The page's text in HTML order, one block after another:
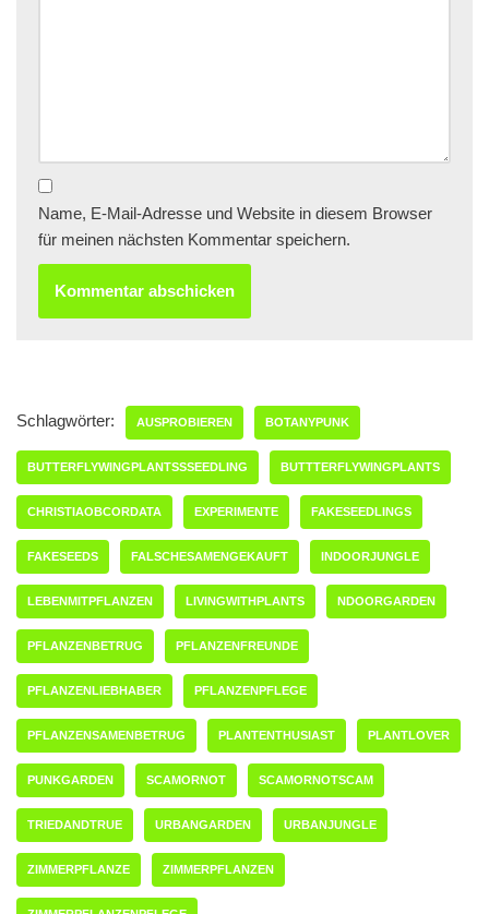
Name, E-Mail-Adresse und Website in diesem Browser
für meinen nächsten Kommentar speichern.
Schlagwörter: AUSPROBIEREN BOTANYPUNK
BUTTERFLYWINGPLANTSSSEEDLING BUTTTERFLYWINGPLANTS
CHRISTIAOBCORDATA EXPERIMENTE FAKESEEDLINGS
FAKESEEDS FALSCHESAMENGEKAUFT INDOORJUNGLE
LEBENMITPFLANZEN LIVINGWITHPLANTS NDOORGARDEN
PFLANZENBETRUG PFLANZENFREUNDE
PFLANZENLIEBHABER PFLANZENPFLEGE
PFLANZENSAMENBETRUG PLANTENTHUSIAST PLANTLOVER
PUNKGARDEN SCAMORNOT SCAMORNOTSCAM
TRIEDANDTRUE URBANGARDEN URBANJUNGLE
ZIMMERPFLANZE ZIMMERPFLANZEN